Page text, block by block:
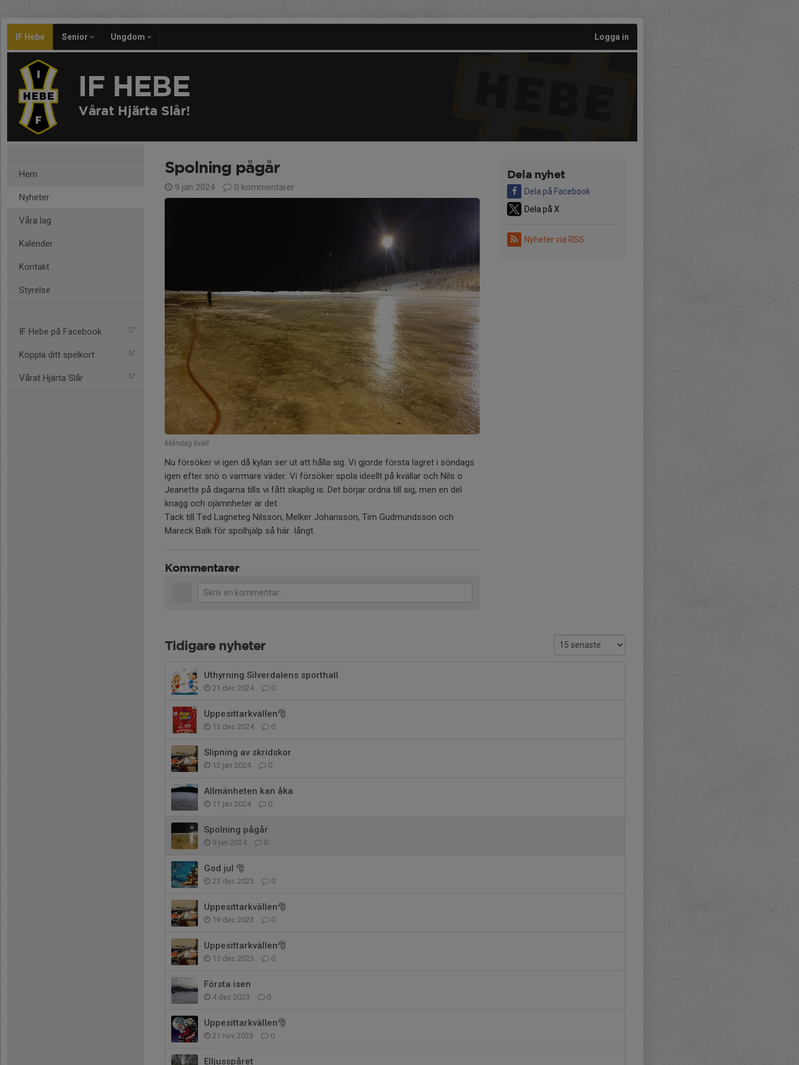
IF Hebe Senior Ungdom Logga in
IF HEBE
Vårat Hjärta Slår!
Hem
Nyheter
Våra lag
Kalender
Kontakt
Styrelse
IF Hebe på Facebook
Koppla ditt spelkort
Vårat Hjärta Slår
Dela nyhet
Dela på Facebook
Dela på X
Nyheter via RSS
Spolning pågår
9 jan 2024 0 kommentarer
Måndag kväll
Nu försöker vi igen då kylan ser ut att hålla sig. Vi gjorde första lagret i söndags
igen efter snö o varmare väder. Vi försöker spola ideellt på kvällar och Nils o
Jeanette på dagarna tills vi fått skaplig is. Det börjar ordna till sig, men en del
knagg och ojämnheter är det.
Tack till Ted Lagneteg Nilsson, Melker Johansson, Tim Gudmundsson och
Mareck Balk för spolhjälp så här långt.
Kommentarer
Tidigare nyheter
Uthyrning Silverdalens sporthall
21 dec 2024 0
Uppesittarkvällen🎅
13 dec 2024 0
Slipning av skridskor
12 jan 2024 0
Allmänheten kan åka
11 jan 2024 0
Spolning pågår
9 jan 2024 0
God jul 🎅
23 dec 2023 0
Uppesittarkvällen🎅
19 dec 2023 0
Uppesittarkvällen🎅
15 dec 2023 0
Första isen
4 dec 2023 0
Uppesittarkvällen🎅
21 nov 2023 0
Elljusspåret